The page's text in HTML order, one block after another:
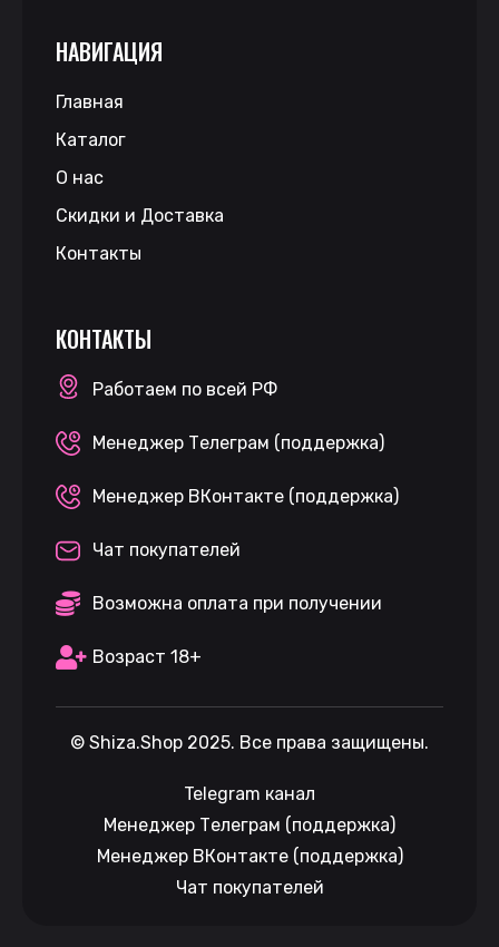
НАВИГАЦИЯ
Главная
Каталог
О нас
Скидки и Доставка
Контакты
КОНТАКТЫ
Работаем по всей РФ
Менеджер Телеграм (поддержка)
Менеджер ВКонтакте (поддержка)
Чат покупателей
Возможна оплата при получении
Возраст 18+
© Shiza.Shop 2025. Все права защищены.
Telegram канал
Менеджер Телеграм (поддержка)
Менеджер ВКонтакте (поддержка)
Чат покупателей